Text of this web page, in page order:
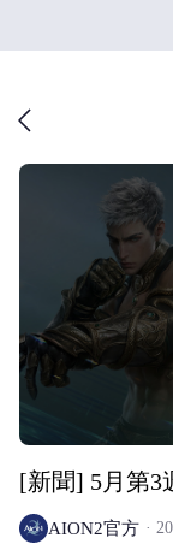
[新聞] 5月第3
AION2官方